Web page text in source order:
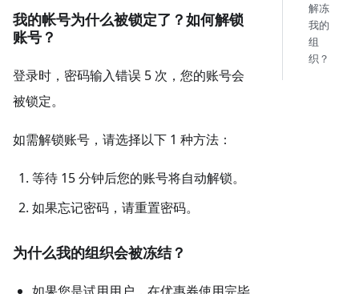
我的帐号为什么被锁定了？如何解锁
账号？
登录时，密码输入错误 5 次，您的账号会
被锁定。
如需解锁账号，请选择以下 1 种方法：
等待 15 分钟后您的账号将自动解锁。
如果忘记密码，请重置密码。
为什么我的组织会被冻结？
解冻
我的
组
织？